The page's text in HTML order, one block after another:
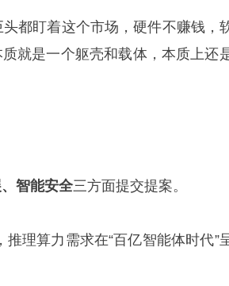
头都盯着这个市场，硬件不赚钱，
就是一个躯壳和载体，本质上还
智能安全三方面提交提案。
理算力需求在“百亿智能体时代